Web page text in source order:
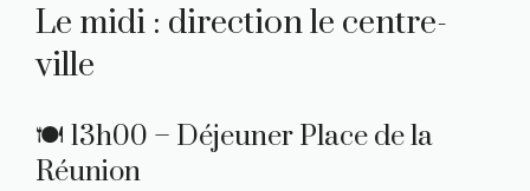
Le midi : direction le centre-
ville
🍽️ 13h00 – Déjeuner Place de la
Réunion